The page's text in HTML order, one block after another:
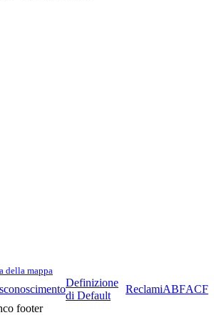
della mappa
Definizione
di Default
ReclamiABFACF